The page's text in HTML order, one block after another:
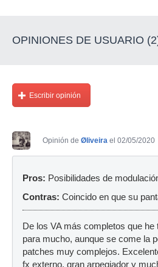
OPINIONES DE USUARIO
Escribir opinión
Opinión de Øliveira el 02/05/2020
Pros: Posibilidades de
Contras: Coincido en que su
De los VA más completos que he
para mucho, aunque se come la
patches muy complejos.
fx externo, gran arpegiador y